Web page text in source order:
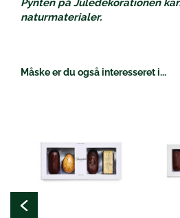
Pynten på Juledekorationen
naturmaterialer.
Måske er du også interesseret i...